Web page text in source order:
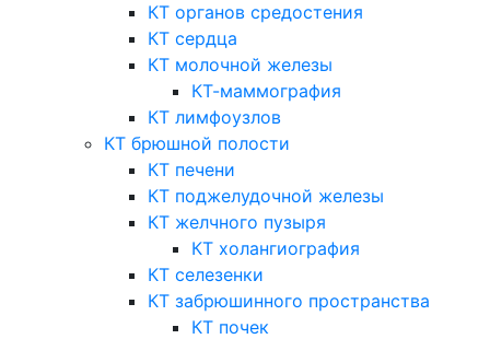
КТ органов средостения
КТ сердца
КТ молочной железы
КТ-маммография
КТ лимфоузлов
КТ брюшной полости
КТ печени
КТ поджелудочной железы
КТ желчного пузыря
КТ холангиография
КТ селезенки
КТ забрюшинного пространства
КТ почек